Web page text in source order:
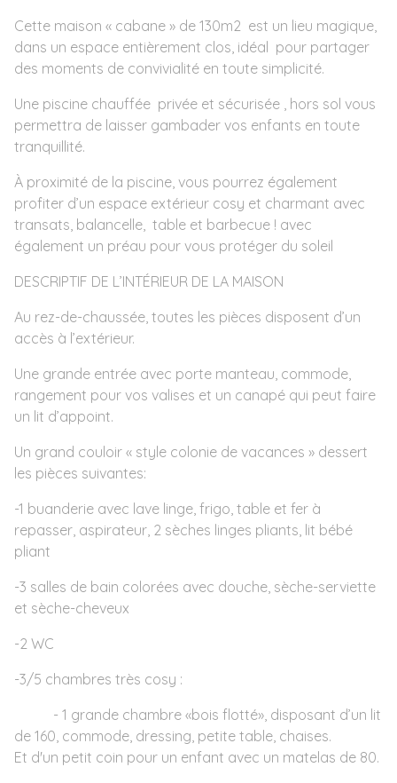
Cette maison « cabane » de 130m2 est un lieu magique,
dans un espace entièrement clos, idéal pour partager
des moments de convivialité en toute simplicité.
Une piscine chauffée privée et sécurisée , hors sol vous
permettra de laisser gambader vos enfants en toute
tranquillité.
À proximité de la piscine, vous pourrez également
profiter d’un espace extérieur cosy et charmant avec
transats, balancelle, table et barbecue ! avec
également un préau pour vous protéger du soleil
DESCRIPTIF DE L’INTÉRIEUR DE LA MAISON
Au rez-de-chaussée, toutes les pièces disposent d’un
accès à l’extérieur.
Une grande entrée avec porte manteau, commode,
rangement pour vos valises et un canapé qui peut faire
un lit d’appoint.
Un grand couloir « style colonie de vacances » dessert
les pièces suivantes:
-1 buanderie avec lave linge, frigo, table et fer à
repasser, aspirateur, 2 sèches linges pliants, lit bébé
pliant
-3 salles de bain colorées avec douche, sèche-serviette
et sèche-cheveux
-2 WC
-3/5 chambres très cosy :
- 1 grande chambre «bois flotté», disposant d’un lit
de 160, commode, dressing, petite table, chaises.
Et d'un petit coin pour un enfant avec un matelas de 80.